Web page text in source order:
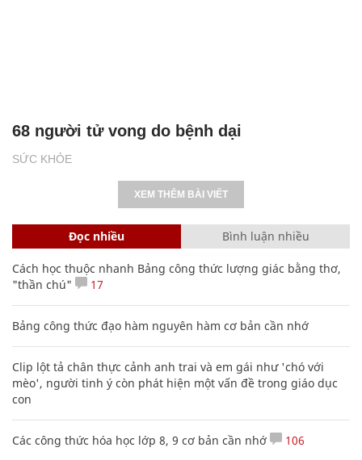
SỨC KHỎE
68 người tử vong do bệnh dại
XEM THÊM BÀI VIẾT
Đọc nhiều Bình luận nhiều
Cách học thuộc nhanh Bảng công thức lượng giác bằng thơ,
"thần chú"
17
Bảng công thức đạo hàm nguyên hàm cơ bản cần nhớ
Clip lột tả chân thực cảnh anh trai và em gái như 'chó với
mèo', người tinh ý còn phát hiện một vấn đề trong giáo dục
con
Các công thức hóa học lớp 8, 9 cơ bản cần nhớ 106